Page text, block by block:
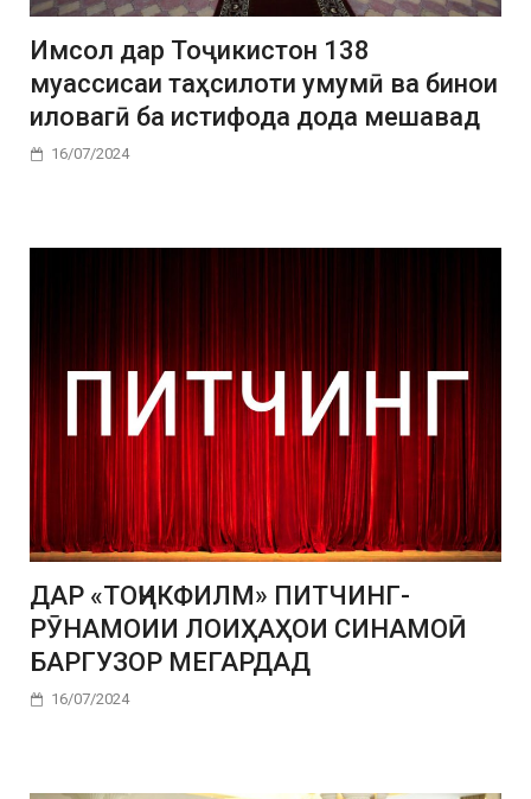
Имсол дар Тоҷикистон 138
муассисаи таҳсилоти умумӣ ва бинои
иловагӣ ба истифода дода мешавад
16/07/2024
ДАР «ТОҶИКФИЛМ» ПИТЧИНГ-
РӮНАМОИИ ЛОИҲАҲОИ СИНАМОӢ
БАРГУЗОР МЕГАРДАД
16/07/2024